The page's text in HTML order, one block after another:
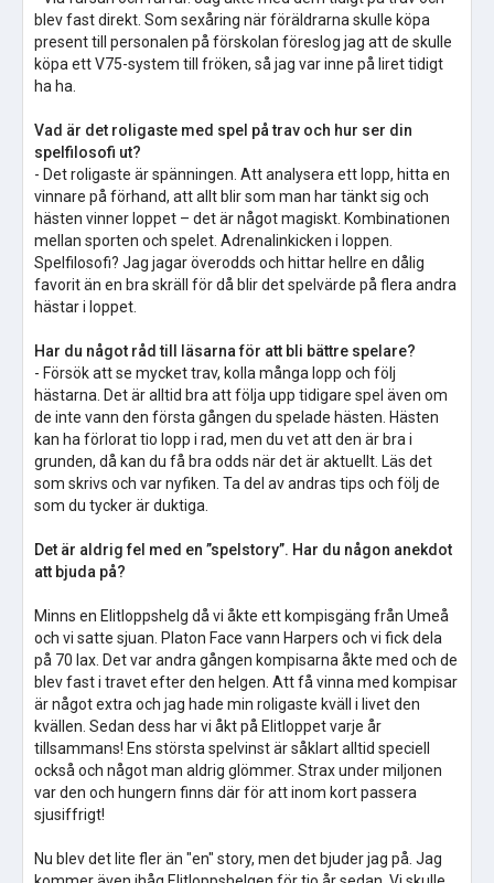
blev fast direkt. Som sexåring när föräldrarna skulle köpa
present till personalen på förskolan föreslog jag att de skulle
köpa ett V75-system till fröken, så jag var inne på liret tidigt
ha ha.
Vad är det roligaste med spel på trav och hur ser din
spelfilosofi ut?
- Det roligaste är spänningen. Att analysera ett lopp, hitta en
vinnare på förhand, att allt blir som man har tänkt sig och
hästen vinner loppet – det är något magiskt. Kombinationen
mellan sporten och spelet. Adrenalinkicken i loppen.
Spelfilosofi? Jag jagar överodds och hittar hellre en dålig
favorit än en bra skräll för då blir det spelvärde på flera andra
hästar i loppet.
Har du något råd till läsarna för att bli bättre spelare?
- Försök att se mycket trav, kolla många lopp och följ
hästarna. Det är alltid bra att följa upp tidigare spel även om
de inte vann den första gången du spelade hästen. Hästen
kan ha förlorat tio lopp i rad, men du vet att den är bra i
grunden, då kan du få bra odds när det är aktuellt. Läs det
som skrivs och var nyfiken. Ta del av andras tips och följ de
som du tycker är duktiga.
Det är aldrig fel med en ”spelstory”. Har du någon anekdot
att bjuda på?
Minns en Elitloppshelg då vi åkte ett kompisgäng från Umeå
och vi satte sjuan. Platon Face vann Harpers och vi fick dela
på 70 lax. Det var andra gången kompisarna åkte med och de
blev fast i travet efter den helgen. Att få vinna med kompisar
är något extra och jag hade min roligaste kväll i livet den
kvällen. Sedan dess har vi åkt på Elitloppet varje år
tillsammans! Ens största spelvinst är såklart alltid speciell
också och något man aldrig glömmer. Strax under miljonen
var den och hungern finns där för att inom kort passera
sjusiffrigt!
Nu blev det lite fler än "en" story, men det bjuder jag på. Jag